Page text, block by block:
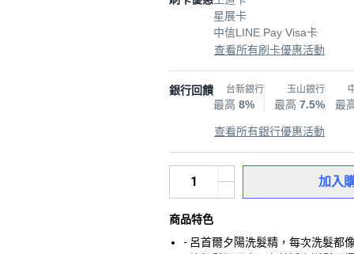
星展卡
中信LINE Pay Visa卡
查看所有刷卡優惠活動
銀行回饋 台新銀行
最高 8%
玉山銀行
最高 7.5% 最
查看所有銀行優惠活動
加入
商品特色
- 呂首爾夕陽洗髮精，每次洗髮都